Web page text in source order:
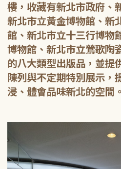
樓，收藏有新北市政府、
新北市立黃金博物館、新
館、新北市立十三行博物
博物館、新北市立鶯歌陶
的八大類型出版品，並提
陳列與不定期特別展示，
浸、體會品味新北的空間。